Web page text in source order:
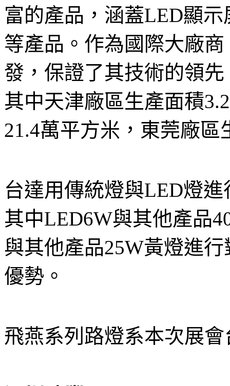
富的產品，涵蓋LED顯
等產品。作為國際大廠
發，保證了其技術的領
其中天津廠區生產面積
21.4萬平方米，東莞廠區
台達用傳統燈與LED燈
其中LED6W與其他產品
與其他產品25W黃燈進
優勢。
飛燕系列路燈系本次展